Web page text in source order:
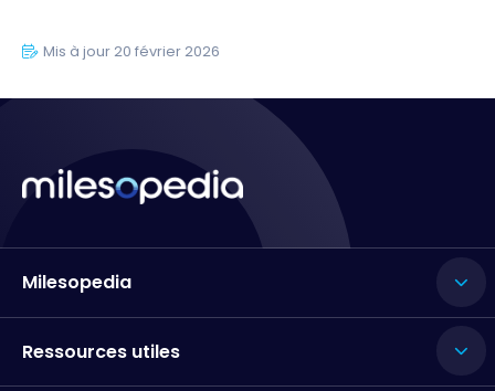
Mis à jour 20 février 2026
Milesopedia
Ressources utiles